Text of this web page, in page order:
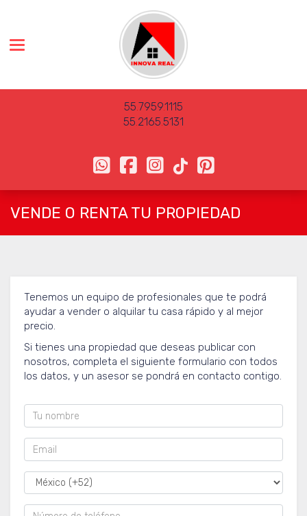
Toggle navigation
55.7959.1115
55.2165.5131
VENDE O RENTA TU PROPIEDAD
Tenemos un equipo de profesionales que te podrá
ayudar a vender o alquilar tu casa rápido y al mejor
precio.
Si tienes una propiedad que deseas publicar con
nosotros, completa el siguiente formulario con todos
los datos, y un asesor se pondrá en contacto contigo.